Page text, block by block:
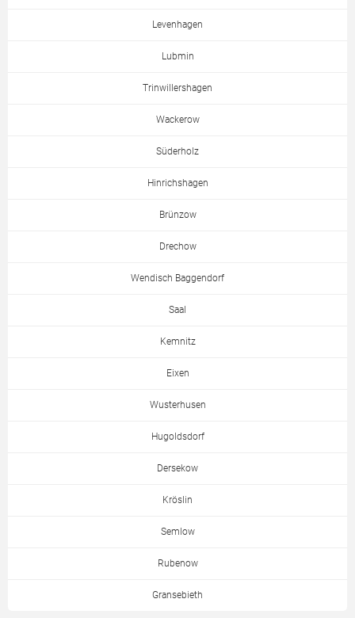
Levenhagen
Lubmin
Trinwillershagen
Wackerow
Süderholz
Hinrichshagen
Brünzow
Drechow
Wendisch Baggendorf
Saal
Kemnitz
Eixen
Wusterhusen
Hugoldsdorf
Dersekow
Kröslin
Semlow
Rubenow
Gransebieth